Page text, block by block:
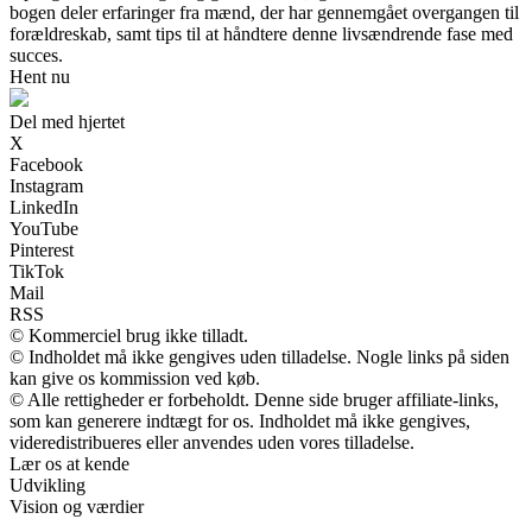
bogen deler erfaringer fra mænd, der har gennemgået overgangen til
forældreskab, samt tips til at håndtere denne livsændrende fase med
succes.
Hent nu
Del med hjertet
X
Facebook
Instagram
LinkedIn
YouTube
Pinterest
TikTok
Mail
RSS
© Kommerciel brug ikke tilladt.
© Indholdet må ikke gengives uden tilladelse. Nogle links på siden
kan give os kommission ved køb.
© Alle rettigheder er forbeholdt. Denne side bruger affiliate-links,
som kan generere indtægt for os. Indholdet må ikke gengives,
videredistribueres eller anvendes uden vores tilladelse.
Lær os at kende
Udvikling
Vision og værdier